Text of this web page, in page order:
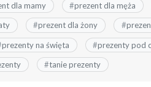
dla mamy #prezent dla męża
#prezent dla żony #
prezenty na święta #prezenty pod
#tanie prezenty